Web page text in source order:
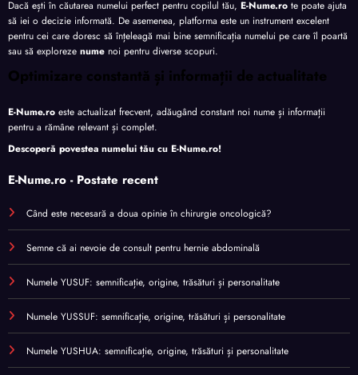
Dacă ești în căutarea numelui perfect pentru copilul tău, E-Nume.ro te poate ajuta
să iei o decizie informată. De asemenea, platforma este un instrument excelent
pentru cei care doresc să înțeleagă mai bine semnificația numelui pe care îl poartă
sau să exploreze nume noi pentru diverse scopuri.
Optimizare constantă și informații de actualitate
E-Nume.ro este actualizat frecvent, adăugând constant noi nume și informații
pentru a rămâne relevant și complet.
Descoperă povestea numelui tău cu E-Nume.ro!
E-Nume.ro - Postate recent
Când este necesară a doua opinie în chirurgie oncologică?
Semne că ai nevoie de consult pentru hernie abdominală
Numele YUSUF: semnificație, origine, trăsături și personalitate
Numele YUSSUF: semnificație, origine, trăsături și personalitate
Numele YUSHUA: semnificație, origine, trăsături și personalitate